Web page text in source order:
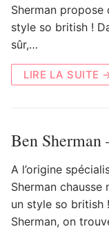
Sherman
style so british !
sûr,…
LIRE LA SUITE
Ben Sherman
A l’origine
Sherman chausse
un style so british
Sherman, on